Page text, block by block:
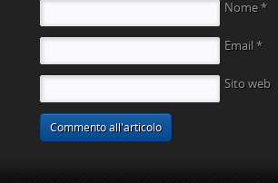
Nome *
Email *
Sito web